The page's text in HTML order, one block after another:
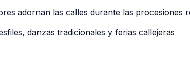
adornan las calles durante las procesiones
danzas tradicionales y ferias callejeras